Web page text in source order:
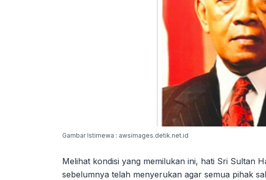
Gambar Istimewa : awsimages.detik.net.id
Melihat kondisi yang memilukan ini, hati Sri Sultan
sebelumnya telah menyerukan agar semua pihak